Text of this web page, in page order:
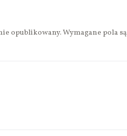
opublikowany.Wymagane pola są